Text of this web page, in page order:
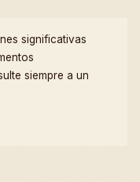
significativas
siempre a un